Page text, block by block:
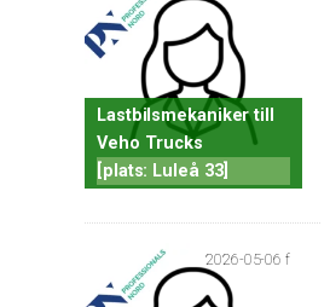
Lastbilsmekaniker till
Veho Trucks
[plats: Luleå 33]
2026-05-06 f